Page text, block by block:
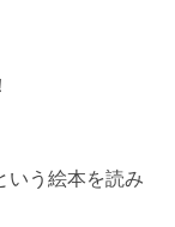
いう絵本を読み